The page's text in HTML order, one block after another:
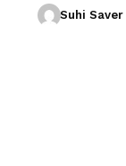
Suhi Saver